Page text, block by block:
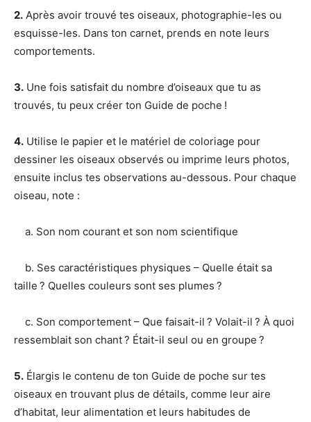
2. Après avoir trouvé tes oiseaux, photographie-les ou
esquisse-les. Dans ton carnet, prends en note leurs
comportements.
3. Une fois satisfait du nombre d’oiseaux que tu as
trouvés, tu peux créer ton Guide de poche !
4. Utilise le papier et le matériel de coloriage pour
dessiner les oiseaux observés ou imprime leurs photos,
ensuite inclus tes observations au-dessous. Pour chaque
oiseau, note :
a. Son nom courant et son nom scientifique
b. Ses caractéristiques physiques – Quelle était sa
taille ? Quelles couleurs sont ses plumes ?
c. Son comportement – Que faisait-il ? Volait-il ? À quoi
ressemblait son chant ? Était-il seul ou en groupe ?
5. Élargis le contenu de ton Guide de poche sur tes
oiseaux en trouvant plus de détails, comme leur aire
d’habitat, leur alimentation et leurs habitudes de